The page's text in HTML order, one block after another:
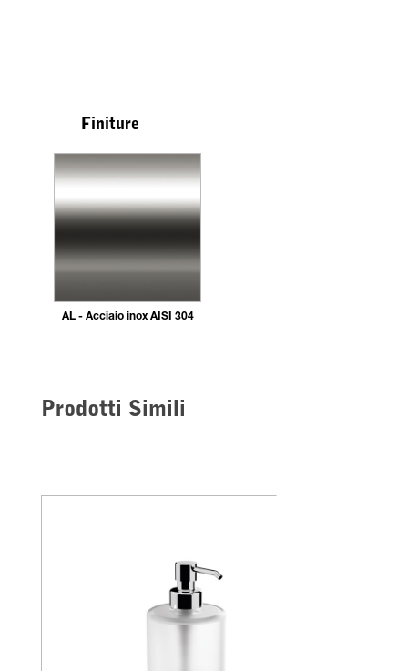
Finiture
AL - Acciaio inox AISI 304
Prodotti Simili